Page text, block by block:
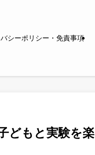
シーポリシー・免責事項
どもと実験を楽